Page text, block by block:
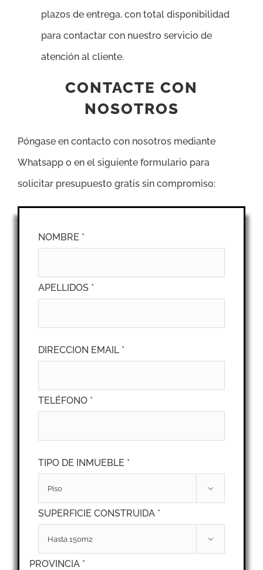
plazos de entrega, con total disponibilidad
para contactar con nuestro servicio de
atención al cliente.
CONTACTE CON
NOSOTROS
Póngase en contacto con nosotros mediante
Whatsapp o en el siguiente formulario para
solicitar presupuesto gratis sin compromiso:
NOMBRE *
APELLIDOS *
DIRECCION EMAIL *
TELÉFONO *
TIPO DE INMUEBLE *

SUPERFICIE CONSTRUIDA *

PROVINCIA *